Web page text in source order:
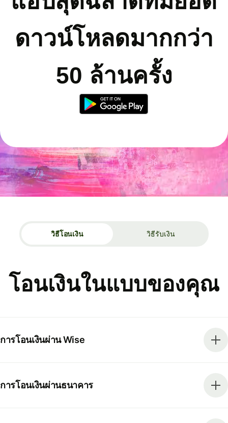
ดาวน์โหลดมากกว่า
50 ล้านครั้ง
วิธีโอนเงิน วิธีรับเงิน
โอนเงินในแบบของคุณ
การโอนเงินผ่าน Wise
การโอนเงินผ่านธนาคาร